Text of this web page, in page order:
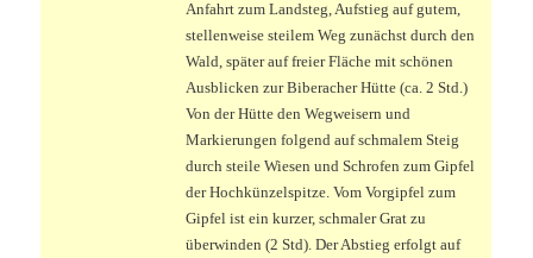
Anfahrt zum Landsteg, Aufstieg auf gutem,
stellenweise steilem Weg zunächst durch den
Wald, später auf freier Fläche mit schönen
Ausblicken zur Biberacher Hütte (ca. 2 Std.)
Von der Hütte den Wegweisern und
Markierungen folgend auf schmalem Steig
durch steile Wiesen und Schrofen zum Gipfel
der Hochkünzelspitze. Vom Vorgipfel zum
Gipfel ist ein kurzer, schmaler Grat zu
überwinden (2 Std). Der Abstieg erfolgt auf